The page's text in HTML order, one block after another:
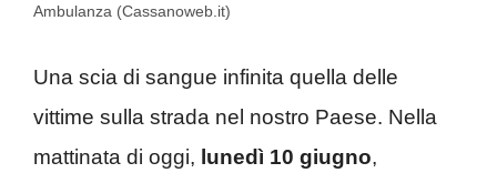
Ambulanza (Cassanoweb.it)
Una scia di sangue infinita quella delle
vittime sulla strada nel nostro Paese. Nella
mattinata di oggi, lunedì 10 giugno,